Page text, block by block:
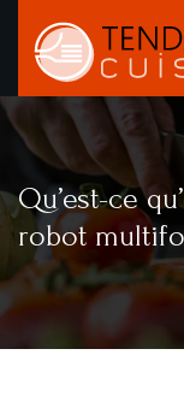
Qu’est-ce
robot